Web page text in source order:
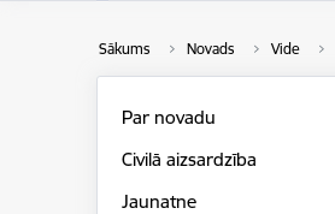
Sākums Novads Vide
Par novadu
Civilā aizsardzība
Jaunatne